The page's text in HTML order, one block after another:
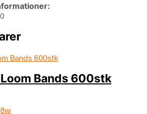
Bands 600stk